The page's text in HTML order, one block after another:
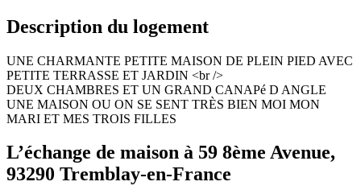
Description du logement
UNE CHARMANTE PETITE MAISON DE PLEIN PIED AVEC
PETITE TERRASSE ET JARDIN <br />
DEUX CHAMBRES ET UN GRAND CANAPé D ANGLE
UNE MAISON OU ON SE SENT TRÈS BIEN MOI MON
MARI ET MES TROIS FILLES
L’échange de maison à 59 8ème Avenue,
93290 Tremblay-en-France